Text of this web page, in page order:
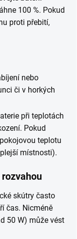
100 %. Pokud
proti přebití,
nebo
či v horkých
při teplotách
Pokud
teplotu
místnosti).
skútry často
čas. Nicméně
50 W) může vést